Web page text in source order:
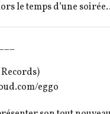
le temps d’une
eggo